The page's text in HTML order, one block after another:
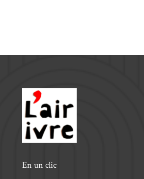
En un clic